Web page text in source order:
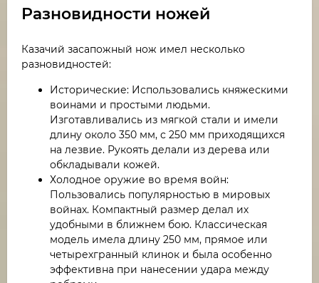
Разновидности ножей
Казачий засапожный нож имел несколько
разновидностей:
Исторические: Использовались княжескими
воинами и простыми людьми.
Изготавливались из мягкой стали и имели
длину около 350 мм, с 250 мм приходящихся
на лезвие. Рукоять делали из дерева или
обкладывали кожей.
Холодное оружие во время войн:
Пользовались популярностью в мировых
войнах. Компактный размер делал их
удобными в ближнем бою. Классическая
модель имела длину 250 мм, прямое или
четырехгранный клинок и была особенно
эффективна при нанесении удара между